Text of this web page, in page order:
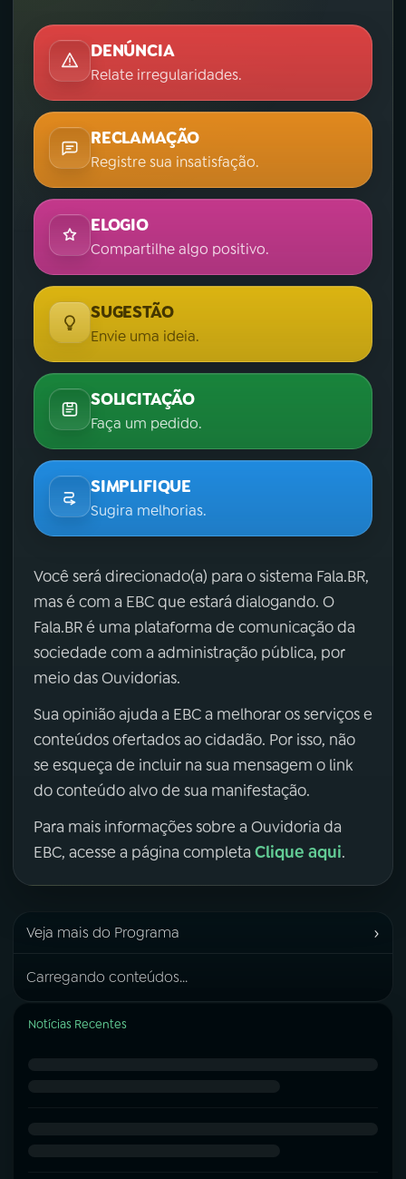
DENÚNCIA
Relate irregularidades.
RECLAMAÇÃO
Registre sua insatisfação.
ELOGIO
Compartilhe algo positivo.
SUGESTÃO
Envie uma ideia.
SOLICITAÇÃO
Faça um pedido.
SIMPLIFIQUE
Sugira melhorias.
Você será direcionado(a) para o sistema Fala.BR,
mas é com a EBC que estará dialogando. O
Fala.BR é uma plataforma de comunicação da
sociedade com a administração pública, por
meio das Ouvidorias.
Sua opinião ajuda a EBC a melhorar os serviços e
conteúdos ofertados ao cidadão. Por isso, não
se esqueça de incluir na sua mensagem o link
do conteúdo alvo de sua manifestação.
Para mais informações sobre a Ouvidoria da
EBC, acesse a página completa Clique aqui.
Veja mais do Programa ›
Carregando conteúdos...
Notícias Recentes